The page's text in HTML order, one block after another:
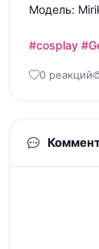
Модель:
#cosplay
0 реакций